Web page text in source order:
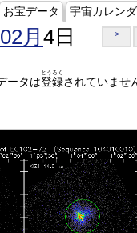
お宝データ 宇宙カレン
月 4日 >
ータは登録
とうろく
されていませ